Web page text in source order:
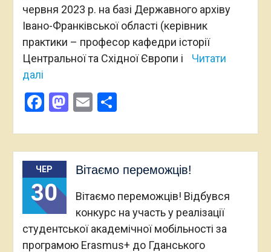
червня 2023 р. на базі Державного архіву
Івано-Франківської області (керівник
практики – професор кафедри історії
Центральної та Східної Європи і
Читати
далі
Facebook
Mastodon
EmailПоділитися
ЧЕР
30
Вітаємо переможців!
Вітаємо переможців! Відбувся
конкурс на участь у реалізації
студентської академічної мобільності за
програмою Erasmus+ до Гданського